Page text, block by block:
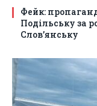
Фейк:
Подільську за
Слов’янську